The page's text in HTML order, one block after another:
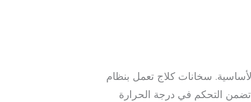
سخانات كلاج تعمل بنظام
التحكم في درجة الحرارة